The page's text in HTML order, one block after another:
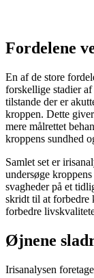
Fordelene
En af de store
forskellige stadier
tilstande der er
kroppen. Dette
mere målrettet
kroppens sundhed
Samlet set er
undersøge
svagheder på et
skridt til at forbedre
forbedre
Øjnene
Irisanalysen